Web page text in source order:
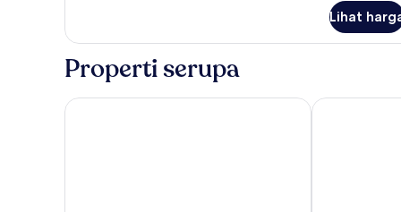
DOUBLE
BALCONY
CAPACITY
3
Lihat
Properti serupa
Hotel Seth 55 Santo Tomas ARTIEM